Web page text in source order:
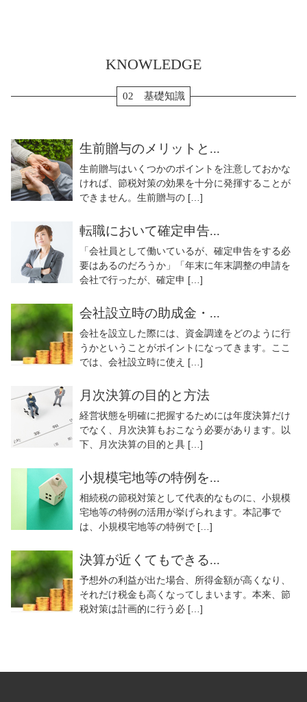
KNOWLEDGE
02 基礎知識
生前贈与のメリットと...
生前贈与はいくつかのポイントを注意しておかな
ければ、節税対策の効果を十分に発揮することが
できません。生前贈与の […]
転職において確定申告...
「会社員として働いているが、確定申告をする必
要はあるのだろうか」「年末に年末調整の申請を
会社で行ったが、確定申 […]
会社設立時の助成金・...
会社を設立した際には、資金調達をどのように行
うかということがポイントになってきます。ここ
では、会社設立時に使え […]
月次決算の目的と方法
経営状態を明確に把握するためには年度決算だけ
でなく、月次決算もおこなう必要があります。以
下、月次決算の目的と具 […]
小規模宅地等の特例を...
相続税の節税対策として代表的なものに、小規模
宅地等の特例の活用が挙げられます。本記事で
は、小規模宅地等の特例で […]
決算が近くてもできる...
予想外の利益が出た場合、所得金額が高くなり、
それだけ税金も高くなってしまいます。本来、節
税対策は計画的に行う必 […]